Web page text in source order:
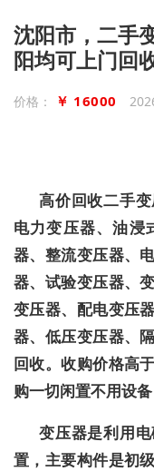
沈阳市，二手
阳均可上门回
价格： ￥ 16000
高价回收二手
电力变压器、油浸
器、整流变压器、
器、试验变压器、
变压器、配电变压
器、低压变压器、
回收。收购价格高
购一切闲置不用设备
变压器是利用
置，主要构件是初